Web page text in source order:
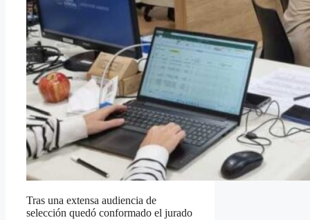
Tras una extensa audiencia de
selección quedó conformado el jurado